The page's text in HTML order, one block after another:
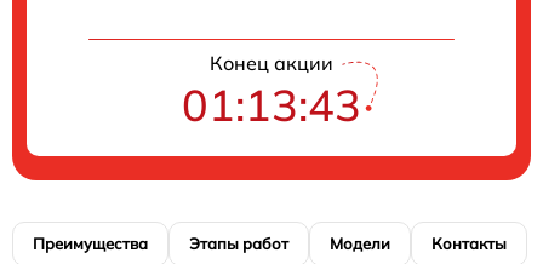
Конец акции
01:13:42
Преимущества Этапы работ Модели Контакты